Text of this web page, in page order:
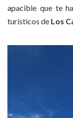
apacible que te
turísticos de Los